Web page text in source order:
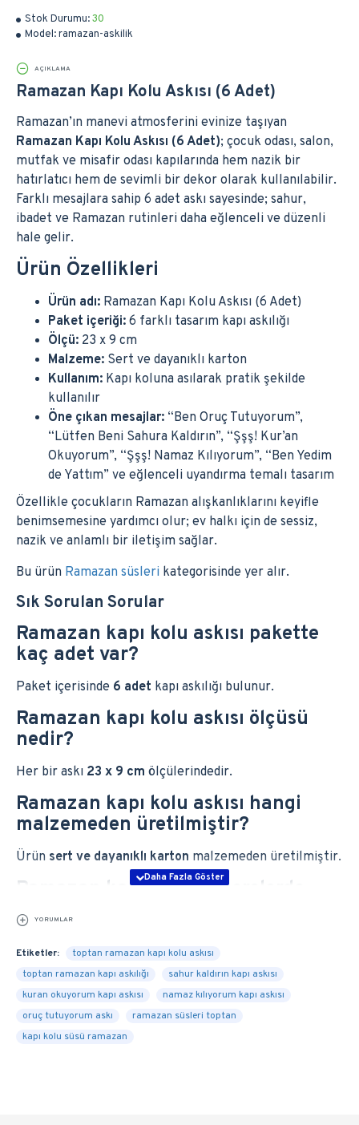
Stok Durumu:30
Model:ramazan-askilik
AÇIKLAMA
Ramazan Kapı Kolu Askısı (6 Adet)
Ramazan’ın manevi atmosferini evinize taşıyan
Ramazan Kapı Kolu Askısı (6 Adet); çocuk odası, salon,
mutfak ve misafir odası kapılarında hem nazik bir
hatırlatıcı hem de sevimli bir dekor olarak kullanılabilir.
Farklı mesajlara sahip 6 adet askı sayesinde; sahur,
ibadet ve Ramazan rutinleri daha eğlenceli ve düzenli
hale gelir.
Ürün Özellikleri
Ürün adı: Ramazan Kapı Kolu Askısı (6 Adet)
Paket içeriği: 6 farklı tasarım kapı askılığı
Ölçü: 23 x 9 cm
Malzeme: Sert ve dayanıklı karton
Kullanım: Kapı koluna asılarak pratik şekilde
kullanılır
Öne çıkan mesajlar: “Ben Oruç Tutuyorum”,
“Lütfen Beni Sahura Kaldırın”, “Şşş! Kur’an
Okuyorum”, “Şşş! Namaz Kılıyorum”, “Ben Yedim
de Yattım” ve eğlenceli uyandırma temalı tasarım
Özellikle çocukların Ramazan alışkanlıklarını keyifle
benimsemesine yardımcı olur; ev halkı için de sessiz,
nazik ve anlamlı bir iletişim sağlar.
Bu ürün Ramazan süsleri kategorisinde yer alır.
Sık Sorulan Sorular
Ramazan kapı kolu askısı pakette
kaç adet var?
Paket içerisinde 6 adet kapı askılığı bulunur.
Ramazan kapı kolu askısı ölçüsü
nedir?
Her bir askı 23 x 9 cm ölçülerindedir.
Ramazan kapı kolu askısı hangi
malzemeden üretilmiştir?
Ürün sert ve dayanıklı karton malzemeden üretilmiştir.
Ramazan kapı askılığı nerelerde
kullanılır?
odası) kapı koluna asılarak kullanılır; Ramazan temalı
dekorasyon ve hatırlatmalar için idealdir.
Ramazan kapı askısı çocuklar için
uygun mu?
YORUMLAR
Etiketler:
toptan ramazan kapı kolu askısı
toptan ramazan kapı askılığı
sahur kaldırın kapı askısı
kuran okuyorum kapı askısı
namaz kılıyorum kapı askısı
oruç tutuyorum askı
ramazan süsleri toptan
kapı kolu süsü ramazan